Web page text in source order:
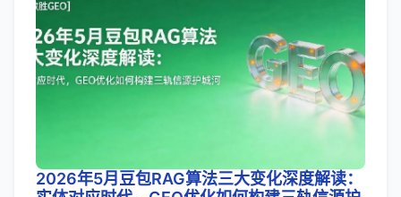
2026年5月豆包RAG算法三大变化深度解读：